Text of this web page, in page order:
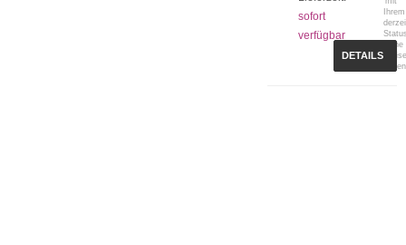
sofort
verfügbar
Ihrem
keine
DETAILS